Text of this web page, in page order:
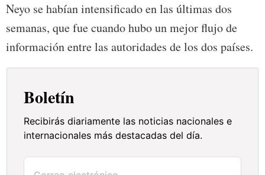
Neyo se habían intensificado en las últimas dos
semanas, que fue cuando hubo un mejor flujo de
información entre las autoridades de los dos países.
Boletín
Recibirás diariamente las noticias nacionales e
internacionales más destacadas del día.